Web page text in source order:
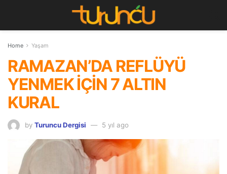
Home Yaşam
RAMAZAN’DA REFLÜYÜ
YENMEK İÇİN 7 ALTIN
KURAL
by Turuncu Dergisi 5 yıl ago